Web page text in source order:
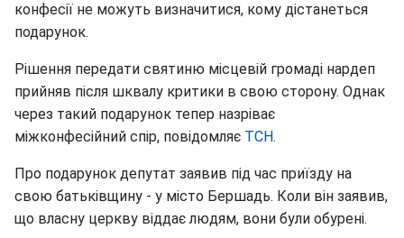
конфесії не можуть визначитися, кому дістанеться
подарунок.
Рішення передати святиню місцевій громаді нардеп
прийняв після шквалу критики в свою сторону. Однак
через такий подарунок тепер назріває
міжконфесійний спір, повідомляє ТСН.
Про подарунок депутат заявив під час приїзду на
свою батьківщину - у місто Бершадь. Коли він заявив,
що власну церкву віддає людям, вони були обурені.